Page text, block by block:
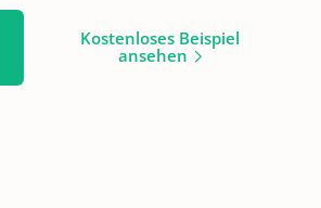
Kostenloses Beispiel
ansehen